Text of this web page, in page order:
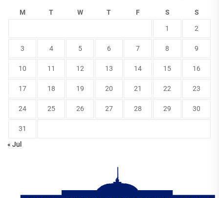
M T W T F S S
1 2
3 4 5 6 7 8 9
10 11 12 13 14 15 16
17 18 19 20 21 22 23
24 25 26 27 28 29 30
31
« Jul